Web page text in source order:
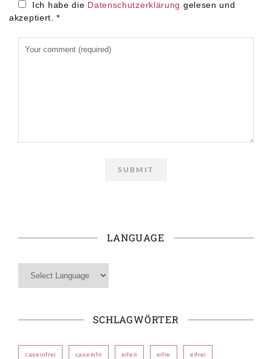
Ich habe die Datenschutzerklärung gelesen und
akzeptiert.
*
LANGUAGE
SCHLAGWÖRTER
caseinfrei caseinfri eiferi eifre eifrei